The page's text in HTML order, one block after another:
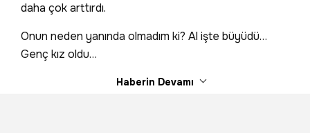
daha çok arttırdı.
Onun neden yanında olmadım ki? Al işte büyüdü…
Genç kız oldu…
Haberin Devamı